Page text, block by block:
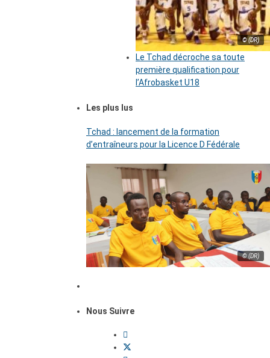
© (DR)
Le Tchad décroche sa toute
première qualification pour
l’Afrobasket U18
Les plus lus
Tchad : lancement de la formation
d’entraîneurs pour la Licence D Fédérale
© (DR)
Nous Suivre